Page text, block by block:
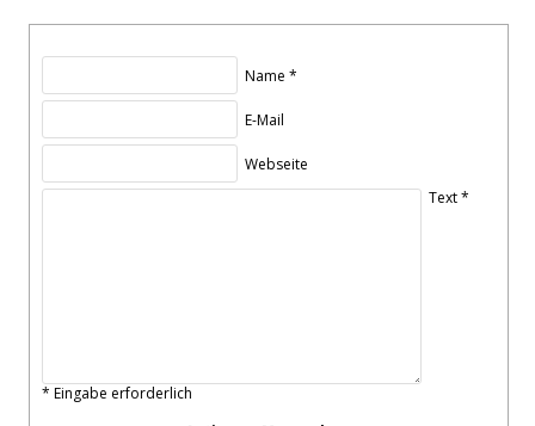
Name *
E-Mail
Webseite
Text *
* Eingabe erforderlich